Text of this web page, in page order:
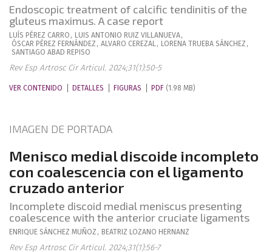
Endoscopic treatment of calcific tendinitis of the
gluteus maximus. A case report
LUÍS PÉREZ CARRO , LUIS ANTONIO RUIZ VILLANUEVA,
ÓSCAR PÉREZ FERNÁNDEZ , ALVARO CEREZAL, LORENA TRUEBA SÁNCHEZ ,
SANTIAGO ABAD REPISO
Rev Esp Artrosc Cir Articul. 2024;31(1):50-5
VER CONTENIDO DETALLES FIGURAS PDF (1.98 MB)
IMAGEN DE PORTADA
Menisco medial discoide incompleto
con coalescencia con el ligamento
cruzado anterior
Incomplete discoid medial meniscus presenting
coalescence with the anterior cruciate ligaments
ENRIQUE SÁNCHEZ MUÑOZ , BEATRIZ LOZANO HERNANZ
Rev Esp Artrosc Cir Articul. 2024;31(1):56-7